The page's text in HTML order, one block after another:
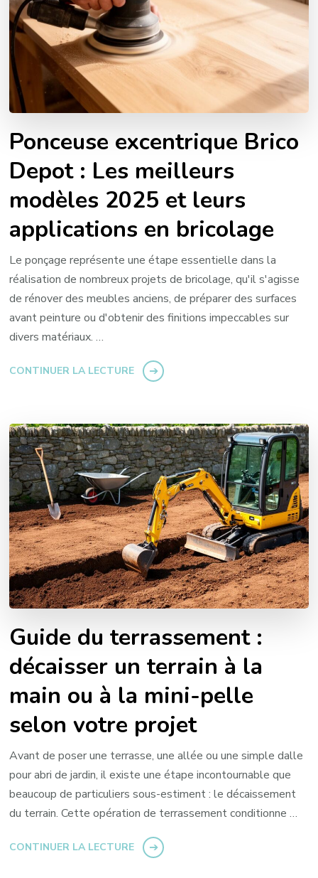
Ponceuse excentrique Brico
Depot : Les meilleurs
modèles 2025 et leurs
applications en bricolage
Le ponçage représente une étape essentielle dans la
réalisation de nombreux projets de bricolage, qu'il s'agisse
de rénover des meubles anciens, de préparer des surfaces
avant peinture ou d'obtenir des finitions impeccables sur
divers matériaux. …
CONTINUER LA LECTURE
Guide du terrassement :
décaisser un terrain à la
main ou à la mini-pelle
selon votre projet
Avant de poser une terrasse, une allée ou une simple dalle
pour abri de jardin, il existe une étape incontournable que
beaucoup de particuliers sous-estiment : le décaissement
du terrain. Cette opération de terrassement conditionne …
CONTINUER LA LECTURE